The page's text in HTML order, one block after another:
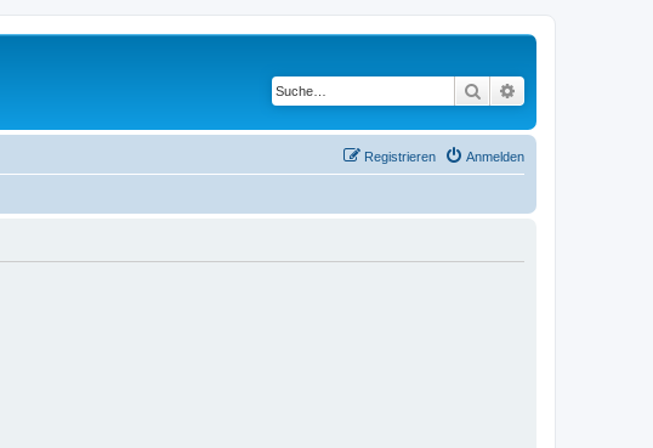
Suche
Anmelden
Registrieren